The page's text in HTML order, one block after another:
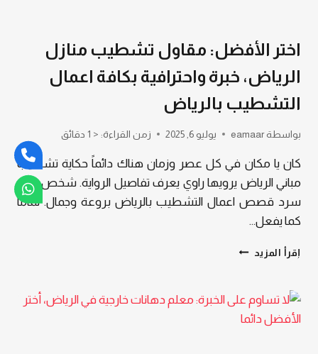
اختر الأفضل: مقاول تشطيب منازل
الرياض، خبرة واحترافية بكافة اعمال
التشطيب بالرياض
بواسطة eamaar يوليو 6, 2025 زمن القراءة: < 1 دقائق
كان يا مكان في كل عصر وزمان هناك دائماً حكاية تشطيب
مباني الرياض يرويها راوي يعرف تفاصيل الرواية. شخص يجيد
سرد قصص اعمال التشطيب بالرياض بروعة وجمال. تماماً
كما يفعل…
إقرأ المزيد اختر
تشطيب
منازل
الرياض،